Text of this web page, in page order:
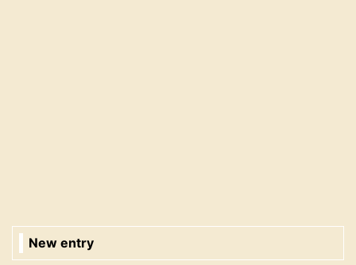
New entry